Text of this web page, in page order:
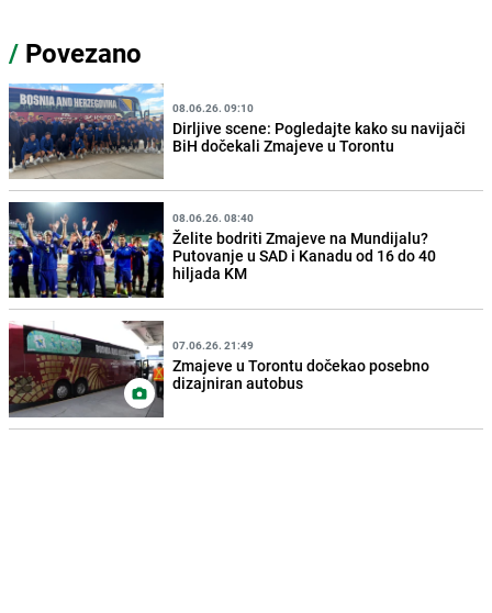
/ Povezano
08.06.26. 09:10
Dirljive scene: Pogledajte kako su navijači
BiH dočekali Zmajeve u Torontu
08.06.26. 08:40
Želite bodriti Zmajeve na Mundijalu?
Putovanje u SAD i Kanadu od 16 do 40
hiljada KM
07.06.26. 21:49
Zmajeve u Torontu dočekao posebno
dizajniran autobus